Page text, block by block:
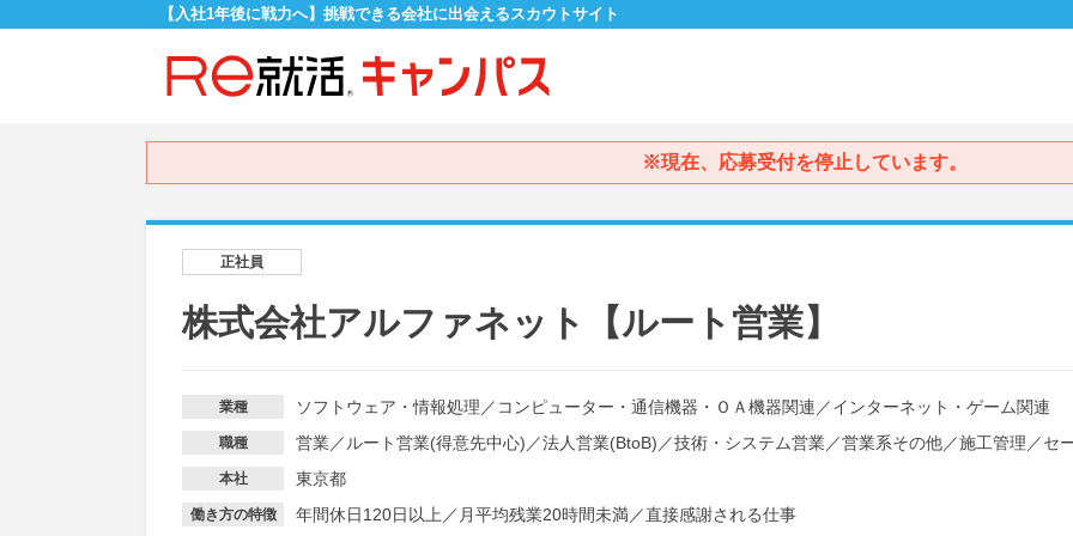
【入社1年後に戦力へ】挑戦できる会社に出会えるスカウトサイト
※現在、応募受付を停止しています。
正社員
株式会社アルファネット【ルート営業】
業種 ソフトウェア・情報処理 ／ コンピューター・通信機器・ＯＡ機器関連 ／インターネット・ゲーム関連
職種 営業／ ルート営業(得意先中心) ／法人営業(BtoB) ／技術・システム営業／営業系その他／施工管理 ／セ
本社 東京都
働き方の特徴 年間休日120日以上 ／ 月平均残業20時間未満／直接感謝される仕事